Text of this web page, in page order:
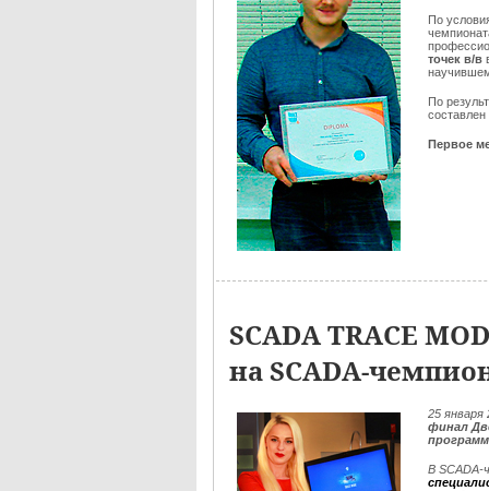
По
точек в/в
По
составлен
Первое
SCADA TRACE
на SCADA-
25 января
финал
В SCADA-